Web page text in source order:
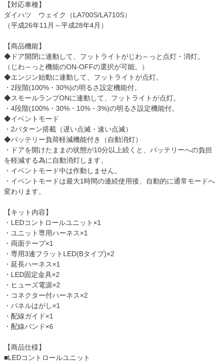
【対応車種】
ダイハツ ウェイク（LA700S/LA710S）
（平成26年11月～平成28年4月）
【商品機能】
◆ドア開閉に連動して、フットライトがじわ～っと点灯・消灯。
（じわ～っと機能のON-OFFの選択が可能。）
◆エンジン始動に連動して、フットライトが点灯。
・2段階(100%・30%)の明るさ設定機能付。
◆スモールランプONに連動して、フットライトが点灯。
・4段階(100%・30%・10%・3%)の明るさ設定機能付。
◆イベントモード
・2パターン搭載（遅い点滅・速い点滅）
◆バッテリー負荷軽減機能付き（自動消灯）
・ドアを開けたままの状態が10分以上続くと、バッテリーへの負担
を軽減する為に自動消灯します。
・イベントモード中は作動しません。
・イベントモードは最大1時間の連続使用後、自動的に通常モードへ
変わります。
【キット内容】
・LEDコントロールユニット×1
・ユニット専用ハーネス×1
・両面テープ×1
・専用3連フラットLED(Bタイプ)×2
・延長ハーネス×1
・LED固定金具×2
・ヒューズ電源×2
・コネクター付ハーネス×2
・パネルはがし×1
・配線ガイド×1
・配線バンド×6
【商品仕様】
■LEDコントロールユニット